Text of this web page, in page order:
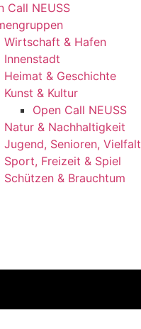
Call NEUSS
Wirtschaft & Hafen
Innenstadt
Heimat & Geschichte
Kunst & Kultur
Open Call NEUSS
Natur & Nachhaltigkeit
Jugend, Senioren, Vielfalt
Sport, Freizeit & Spiel
Schützen & Brauchtum